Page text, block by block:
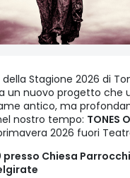
Stagione 2026 di
un nuovo progetto che
antico, ma
nostro tempo: TONES
2026 fuori
presso Chiesa